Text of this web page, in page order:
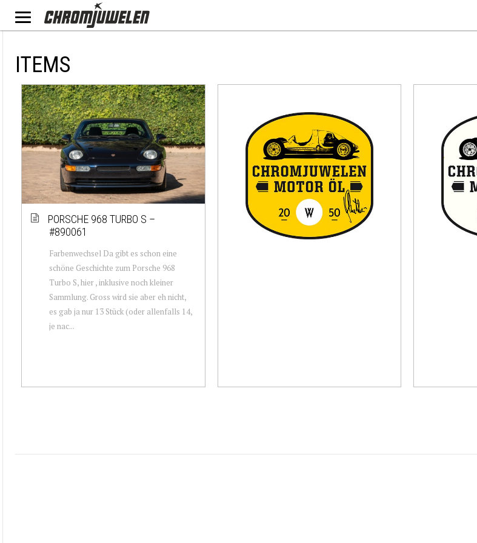
ITEMS
PORSCHE 968 TURBO S –
#890061
Farbenwechsel Da gibt es schon eine
schöne Geschichte zum Porsche 968
Turbo S, hier , inklusive noch kleiner
Sammlung. Gross wird sie aber eh nicht,
es gab ja nur 13 Stück (oder allenfalls 14,
je nac...